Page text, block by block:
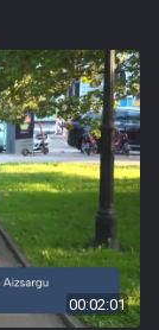
00:02:01